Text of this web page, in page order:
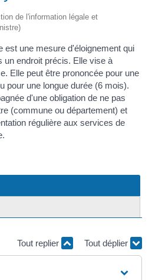
de l'information légale et
est une mesure d'éloignement qui
un endroit précis. Elle vise à
Elle peut être prononcée pour une
pour une longue durée (6 mois).
d'une obligation de ne pas
(commune ou département) et
régulière aux services de
Tout replier Tout déplier